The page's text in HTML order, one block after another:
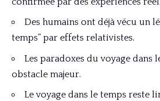
Des humains ont déjà vécu un
temps” par effets relativistes.
Les paradoxes du voyage dans
obstacle majeur.
Le voyage dans le temps reste